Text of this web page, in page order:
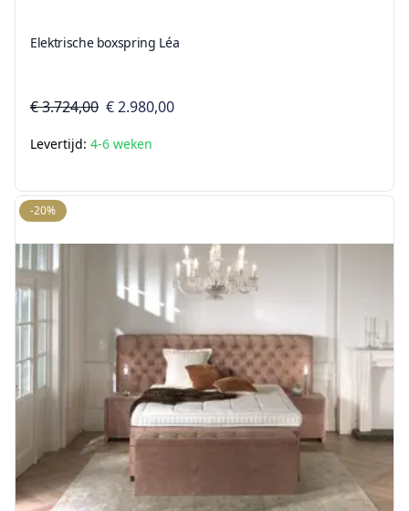
Elektrische boxspring Léa
€ 3.724,00 € 2.980,00
Levertijd: 4-6 weken
-20%